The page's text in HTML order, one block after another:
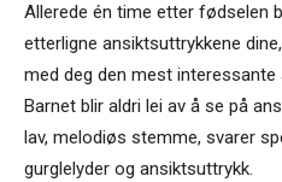
Allerede én time etter fødselen
etterligne ansiktsuttrykkene
med deg den mest
Barnet blir aldri lei av å se på
lav, melodiøs stemme, svarer
gurglelyder og ansiktsuttrykk.